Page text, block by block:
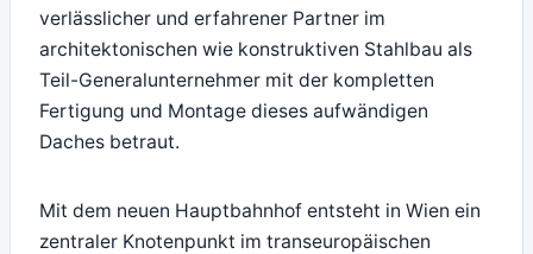
verlässlicher und erfahrener Partner im
architektonischen wie konstruktiven Stahlbau als
Teil-Generalunternehmer mit der kompletten
Fertigung und Montage dieses aufwändigen
Daches betraut.
Mit dem neuen Hauptbahnhof entsteht in Wien ein
zentraler Knotenpunkt im transeuropäischen